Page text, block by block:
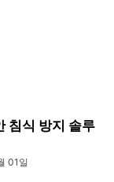
침식 방지 솔루
01일